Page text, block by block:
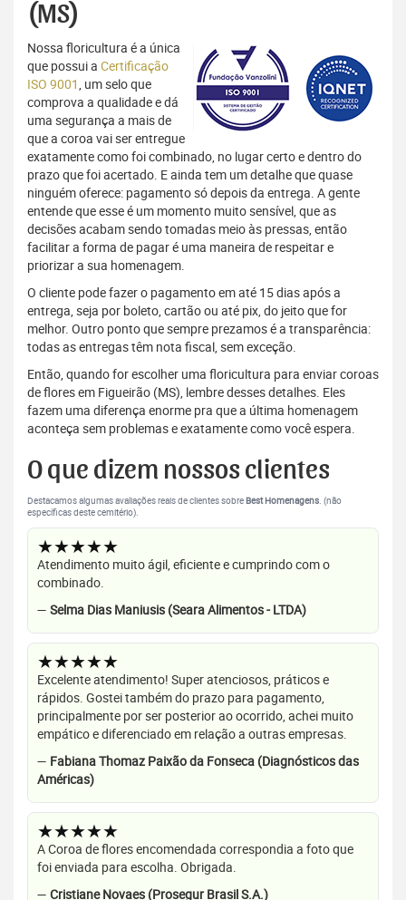
(MS)
Nossa floricultura é a única
que possui a Certificação
ISO 9001, um selo que
comprova a qualidade e dá
uma segurança a mais de
que a coroa vai ser entregue
exatamente como foi combinado, no lugar certo e dentro do
prazo que foi acertado. E ainda tem um detalhe que quase
ninguém oferece: pagamento só depois da entrega. A gente
entende que esse é um momento muito sensível, que as
decisões acabam sendo tomadas meio às pressas, então
facilitar a forma de pagar é uma maneira de respeitar e
priorizar a sua homenagem.
O cliente pode fazer o pagamento em até 15 dias após a
entrega, seja por boleto, cartão ou até pix, do jeito que for
melhor. Outro ponto que sempre prezamos é a transparência:
todas as entregas têm nota fiscal, sem exceção.
Então, quando for escolher uma floricultura para enviar coroas
de flores em Figueirão (MS), lembre desses detalhes. Eles
fazem uma diferença enorme pra que a última homenagem
aconteça sem problemas e exatamente como você espera.
O que dizem nossos clientes
Destacamos algumas avaliações reais de clientes sobre Best Homenagens. (não
específicas deste cemitério).
★★★★★
Atendimento muito ágil, eficiente e cumprindo com o
combinado.
— Selma Dias Maniusis (Seara Alimentos - LTDA)
★★★★★
Excelente atendimento! Super atenciosos, práticos e
rápidos. Gostei também do prazo para pagamento,
principalmente por ser posterior ao ocorrido, achei muito
empático e diferenciado em relação a outras empresas.
— Fabiana Thomaz Paixão da Fonseca (Diagnósticos das
Américas)
★★★★★
A Coroa de flores encomendada correspondia a foto que
foi enviada para escolha. Obrigada.
— Cristiane Novaes (Prosegur Brasil S.A.)